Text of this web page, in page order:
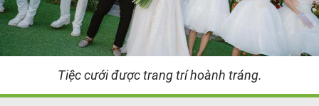
Tiệc cưới được trang trí hoành tráng.